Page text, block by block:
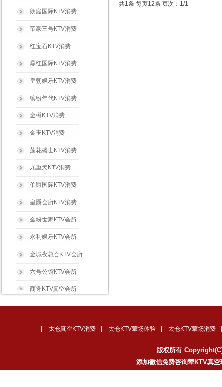
朗庭国际KTV消费
帝豪三号KTV消费
红宝石KTV消费
鼎红国际KTV消费
皇朝娱乐KTV消费
缤纷年代KTV消费
金樽KTV消费
金玉KTV消费
莲花盛世KTV消费
九重天KTV消费
伯爵国际KTV消费
皇爵会所KTV消费
金粉世家KTV会所
永利娱乐KTV会所
金城夜总会KTV会所
六号公馆KTV会所
商务KTV真空会所
共1条 每页12条 页次：1/1
太仓真空KTV消费 太仓KTV荤场体验 太仓KTV荤场消费
版权所有
添加微信免费咨询荤KTV真